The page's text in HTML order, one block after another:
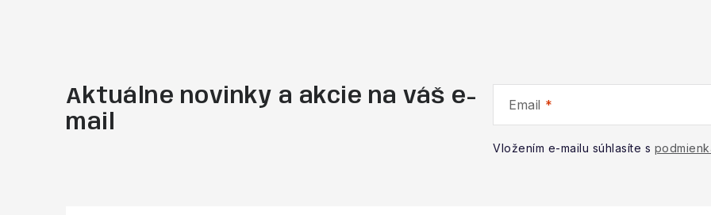
Aktuálne novinky a akcie na váš e-
mail
Email
Vložením e-mailu súhlasíte s